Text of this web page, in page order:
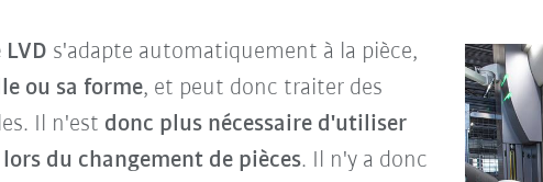
s'adapte automatiquement à la pièce,
ou sa forme, et peut donc traiter des
Il n'est donc plus nécessaire d'utiliser
du changement de pièces. Il n'y a donc